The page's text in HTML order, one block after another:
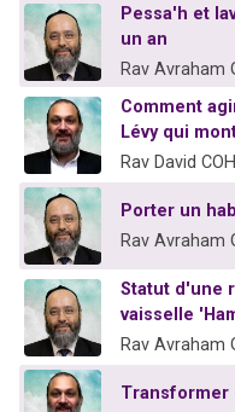
Pessa'h et
un an
Rav Avraham
Comment
Lévy qui
Rav David
Porter un
Rav Avraham
Statut d'une
vaisselle
Rav Avraham
Transformer